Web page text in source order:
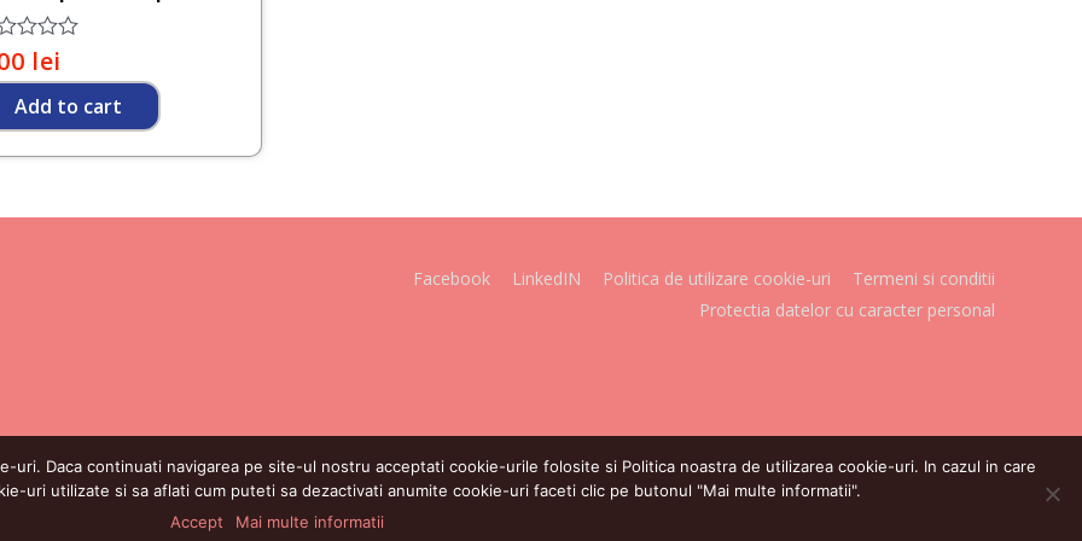
lei
Add to cart
Facebook LinkedIN Politica de utilizare cookie-uri
Termeni si conditii
Protectia datelor cu caracter personal
Daca continuati navigarea pe site-ul nostru acceptati cookie-urile folosite si Politica noastra de utilizarea cookie-uri. In cazul in care
uri utilizate si sa aflati cum puteti sa dezactivati anumite cookie-uri faceti clic pe butonul "Mai multe informatii".
Accept
Mai multe informatii